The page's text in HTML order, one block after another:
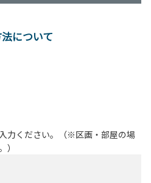
について
力ください。（※区画・部屋の場